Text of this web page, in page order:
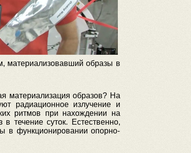
материализовавший образы в
материализация образов? На
радиационное излучение и
ритмов при нахождении на
течение суток. Естественно,
в функционировании опорно-